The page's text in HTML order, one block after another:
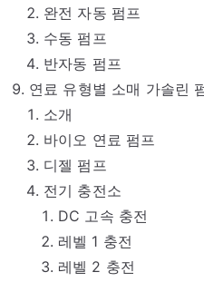
완전 자동 펌프
수동 펌프
반자동 펌프
연료 유형별 소매 가솔린
소개
바이오 연료 펌프
디젤 펌프
전기 충전소
DC 고속 충전
레벨 1 충전
레벨 2 충전